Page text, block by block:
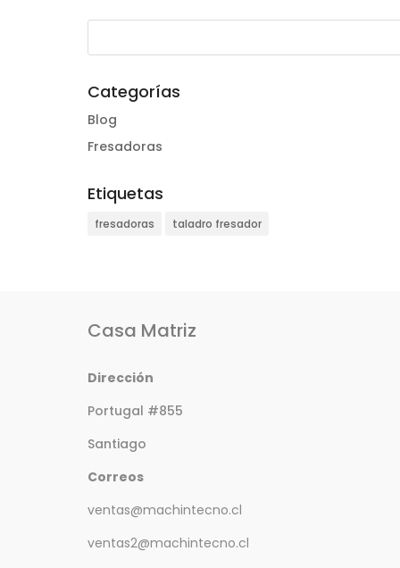
Categorías
Blog
Fresadoras
Etiquetas
fresadoras taladro fresador
Casa Matriz
Dirección
Portugal #855
Santiago
Correos
ventas@machintecno.cl
ventas2@machintecno.cl